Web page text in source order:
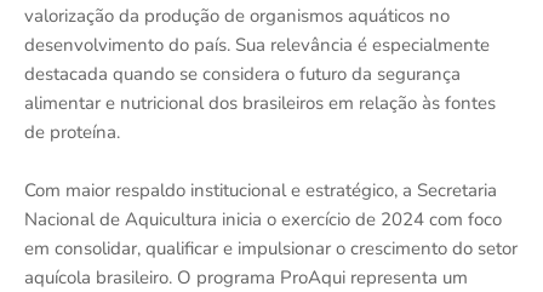
valorização da produção de organismos aquáticos no
desenvolvimento do país. Sua relevância é especialmente
destacada quando se considera o futuro da segurança
alimentar e nutricional dos brasileiros em relação às fontes
de proteína.
Com maior respaldo institucional e estratégico, a Secretaria
Nacional de Aquicultura inicia o exercício de 2024 com foco
em consolidar, qualificar e impulsionar o crescimento do setor
aquícola brasileiro. O programa ProAqui representa um